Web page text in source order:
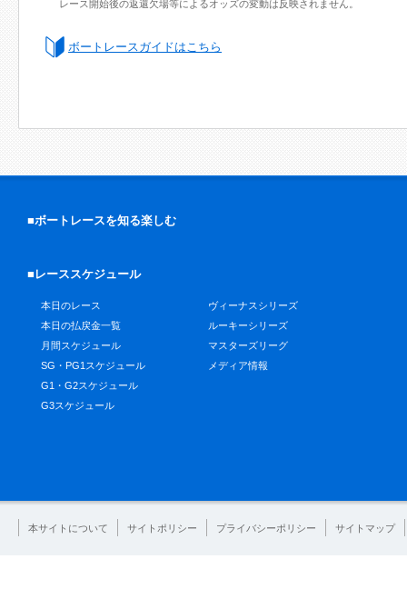
レース開始後の返還欠場等によるオッズの変動は反映されません。
ボートレースガイドはこちら
■ボートレースを知る楽しむ
■レーススケジュール
本日のレース
本日の払戻金一覧
月間スケジュール
SG・PG1スケジュール
G1・G2スケジュール
G3スケジュール
ヴィーナスシリーズ
ルーキーシリーズ
マスターズリーグ
メディア情報
本サイトについて サイトポリシー プライバシーポリシー サイトマップ